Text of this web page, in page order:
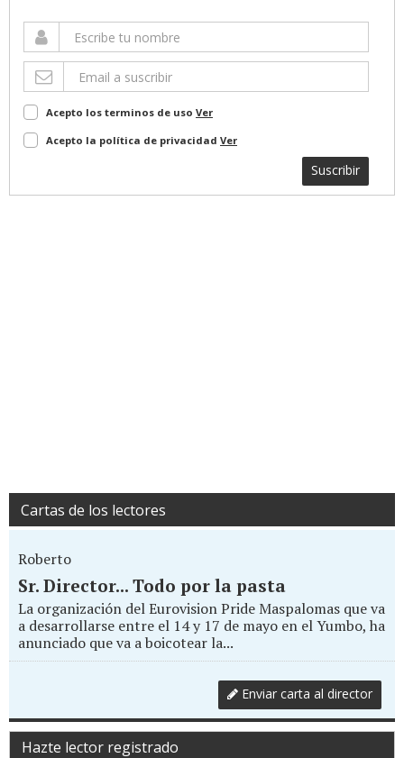
Acepto los terminos de uso Ver
Acepto la política de privacidad Ver
Suscribir
Cartas de los lectores
Roberto
Sr. Director... Todo por la pasta
La organización del Eurovision Pride Maspalomas que va
a desarrollarse entre el 14 y 17 de mayo en el Yumbo, ha
anunciado que va a boicotear la...
Enviar carta al director
Hazte lector registrado